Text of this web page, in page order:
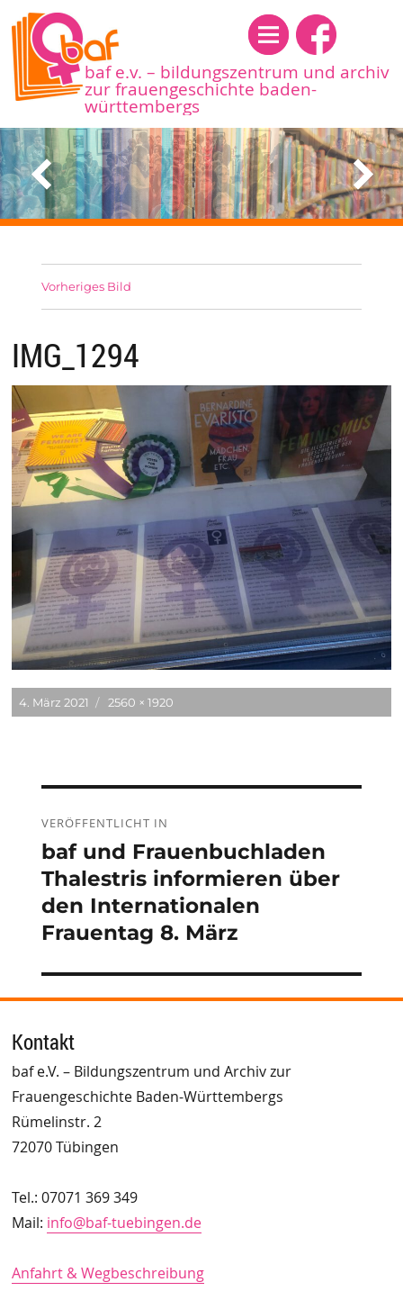
baf e.v. – bildungszentrum und archiv
zur frauengeschichte baden-
württembergs
Menü
Vorheriges Bild
IMG_1294
Veröffentlicht
am
4. März 2021 Originalgröße
2560 × 1920
VERÖFFENTLICHT IN
baf und Frauenbuchladen
Thalestris informieren über
den Internationalen
Frauentag 8. März
Kontakt
baf e.V. – Bildungszentrum und Archiv zur
Frauengeschichte Baden-Württembergs
Rümelinstr. 2
72070 Tübingen
Tel.: 07071 369 349
Mail: info@baf-tuebingen.de
Anfahrt & Wegbeschreibung